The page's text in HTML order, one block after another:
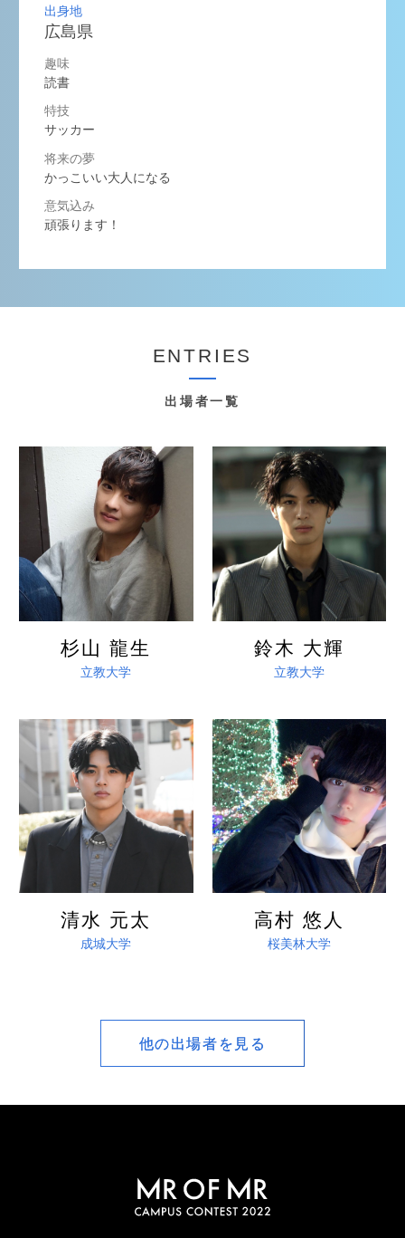
出身地
広島県
趣味
読書
特技
サッカー
将来の夢
かっこいい大人になる
意気込み
頑張ります！
ENTRIES
出場者一覧
詳しく見る
杉山 龍生
立教大学
詳しく見る
鈴木 大輝
立教大学
詳しく見る
清水 元太
成城大学
詳しく見る
高村 悠人
桜美林大学
他の出場者を見る